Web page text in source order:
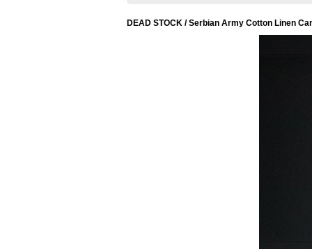
DEAD STOCK / Serbian Army Cotton Linen